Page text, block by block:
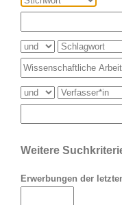
Weitere
Erwerbungen der